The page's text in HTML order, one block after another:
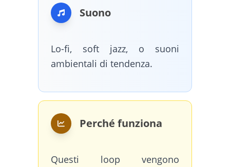
Suono
Lo-fi, soft jazz, o suoni
ambientali di tendenza.
Perché funziona
Questi loop vengono